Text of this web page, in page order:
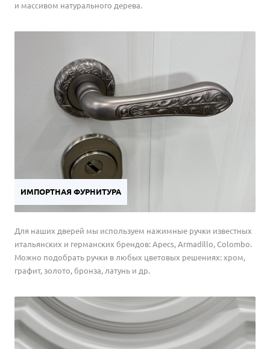
и массивом натурального дерева.
ИМПОРТНАЯ ФУРНИТУРА
Для наших дверей мы используем нажимные ручки известных
итальянских и германских брендов: Apecs, Armadillo, Colombo.
Можно подобрать ручки в любых цветовых решениях: хром,
графит, золото, бронза, латунь и др.